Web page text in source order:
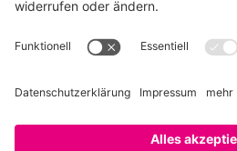
Über SAATKORN